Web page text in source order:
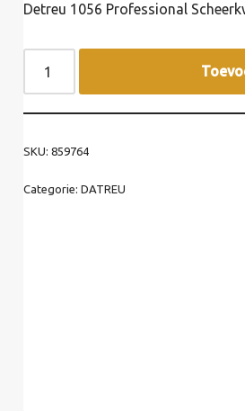
Detreu 1056 Professional
SKU:859764
Categorie:DATREU